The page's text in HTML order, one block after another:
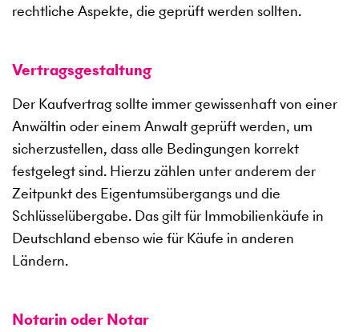
rechtliche Aspekte, die geprüft werden sollten.
Vertragsgestaltung
Der Kaufvertrag sollte immer gewissenhaft von einer
Anwältin oder einem Anwalt geprüft werden, um
sicherzustellen, dass alle Bedingungen korrekt
festgelegt sind. Hierzu zählen unter anderem der
Zeitpunkt des Eigentumsübergangs und die
Schlüsselübergabe. Das gilt für Immobilienkäufe in
Deutschland ebenso wie für Käufe in anderen
Ländern.
Notarin oder Notar